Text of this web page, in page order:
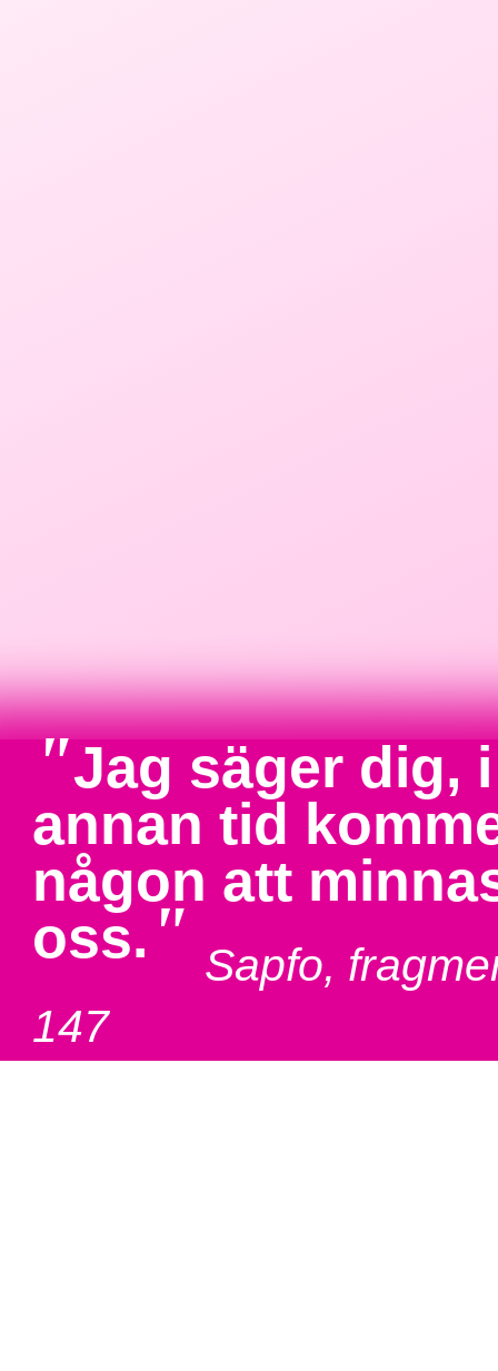
"Jag säger dig,
annan tid
någon att
oss. " Sapfo,
147